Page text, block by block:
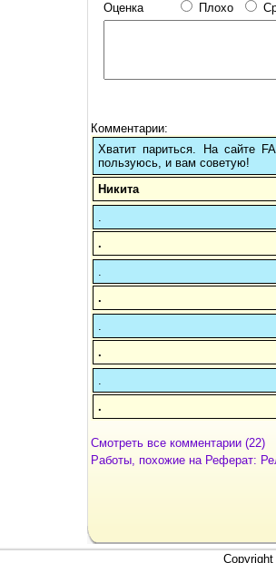
Оценка
Плохо
Комментарии:
Хватит париться. На сайте
пользуюсь, и вам советую!
Никита
.
.
.
.
Смотреть все комментарии (22)
Работы, похожие на Реферат: